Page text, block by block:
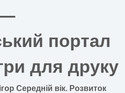
портал
для друку
Середній вік. Розвиток